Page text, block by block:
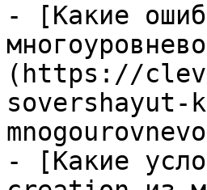
- [Какие
(https://
- [Какие